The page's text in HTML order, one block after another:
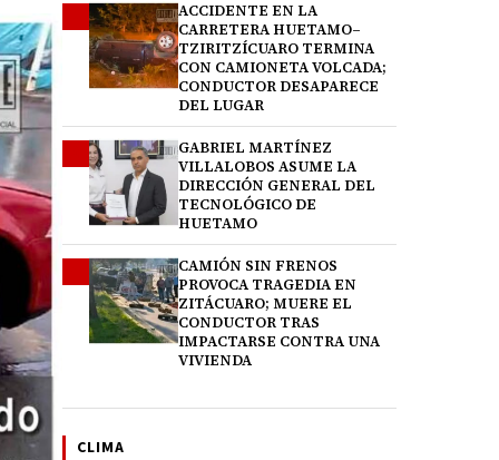
ACCIDENTE EN LA
CARRETERA HUETAMO–
TZIRITZÍCUARO TERMINA
CON CAMIONETA VOLCADA;
CONDUCTOR DESAPARECE
DEL LUGAR
GABRIEL MARTÍNEZ
VILLALOBOS ASUME LA
DIRECCIÓN GENERAL DEL
TECNOLÓGICO DE
HUETAMO
CAMIÓN SIN FRENOS
PROVOCA TRAGEDIA EN
ZITÁCUARO; MUERE EL
CONDUCTOR TRAS
IMPACTARSE CONTRA UNA
VIVIENDA
CLIMA